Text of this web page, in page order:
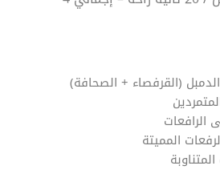
(القرفصاء + الصحافة)
الرافعات
المميتة